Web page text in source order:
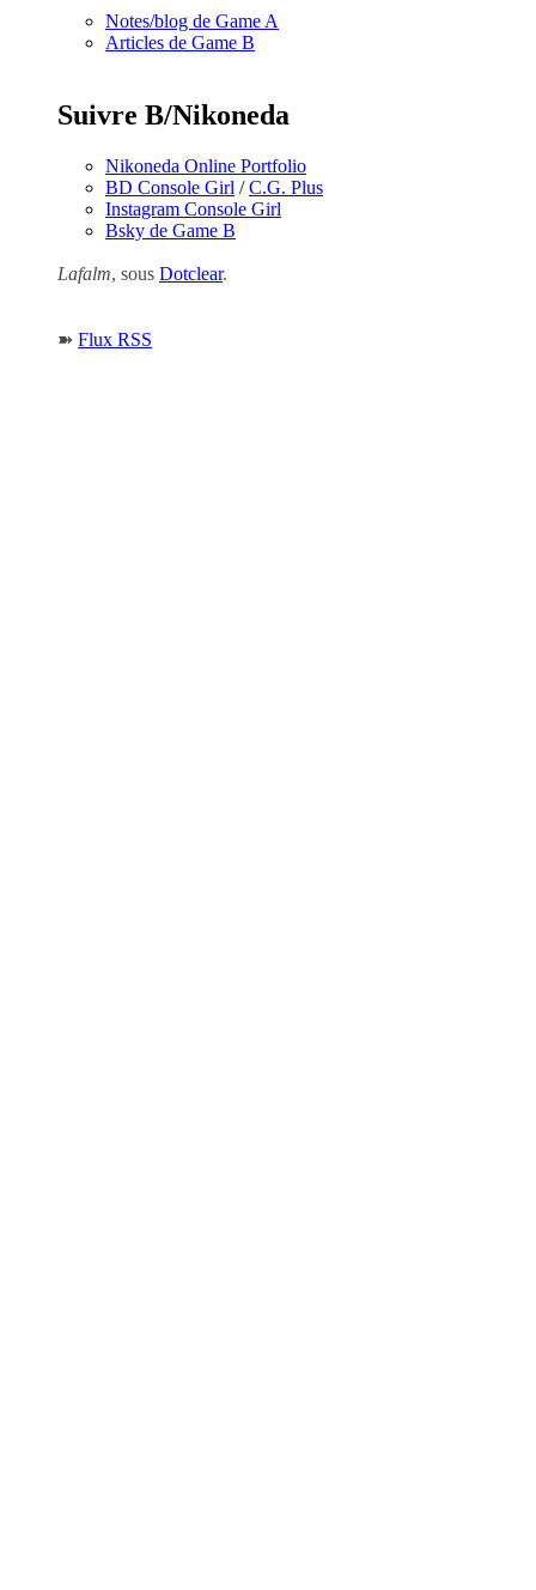
Notes/blog de Game A
Articles de Game B
Suivre B/Nikoneda
Nikoneda Online Portfolio
BD Console Girl /C.G. Plus
Instagram Console Girl
Bsky de Game B
Lafalm, sous Dotclear.
➽ Flux RSS